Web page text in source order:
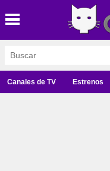
Canales de TV Estrenos